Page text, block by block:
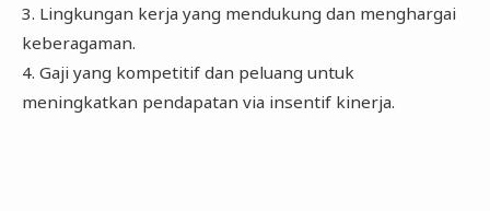
3. Lingkungan kerja yang mendukung dan menghargai
keberagaman.
4. Gaji yang kompetitif dan peluang untuk
meningkatkan pendapatan via insentif kinerja.